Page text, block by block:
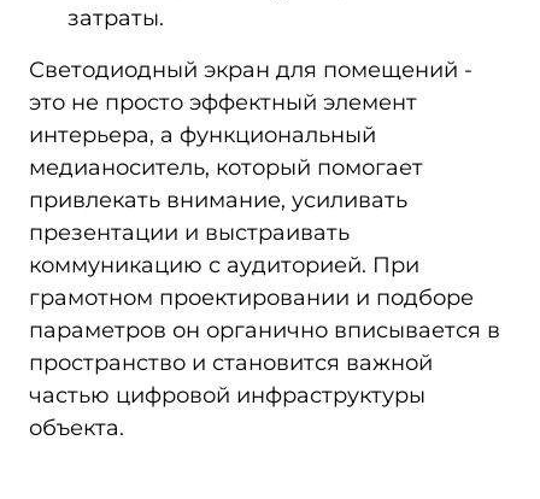
затраты.
Светодиодный экран для помещений -
это не просто эффектный элемент
интерьера, а функциональный
медианоситель, который помогает
привлекать внимание, усиливать
презентации и выстраивать
коммуникацию с аудиторией. При
грамотном проектировании и подборе
параметров он органично вписывается в
пространство и становится важной
частью цифровой инфраструктуры
объекта.